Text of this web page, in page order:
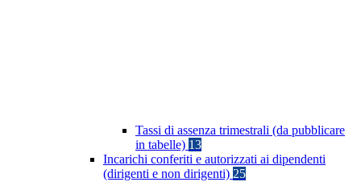
Tassi di assenza trimestrali (da pubblicare
in tabelle) 13
Incarichi conferiti e autorizzati ai dipendenti
(dirigenti e non dirigenti) 25